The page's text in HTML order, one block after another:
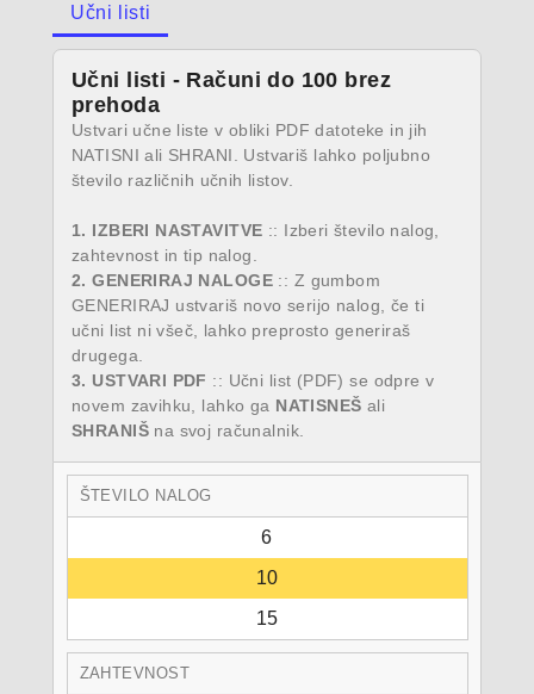
Učni listi
Učni listi - Računi do 100 brez
prehoda
Ustvari učne liste v obliki PDF datoteke in jih
NATISNI ali SHRANI. Ustvariš lahko poljubno
število različnih učnih listov.
1. IZBERI NASTAVITVE :: Izberi število nalog,
zahtevnost in tip nalog.
2. GENERIRAJ NALOGE:: Z gumbom
GENERIRAJ ustvariš novo serijo nalog, če ti
učni list ni všeč, lahko preprosto generiraš
drugega.
3. USTVARI PDF :: Učni list (PDF) se odpre v
novem zavihku, lahko ga NATISNEŠ ali
SHRANIŠna svoj računalnik.
ŠTEVILO NALOG
6
10
15
ZAHTEVNOST